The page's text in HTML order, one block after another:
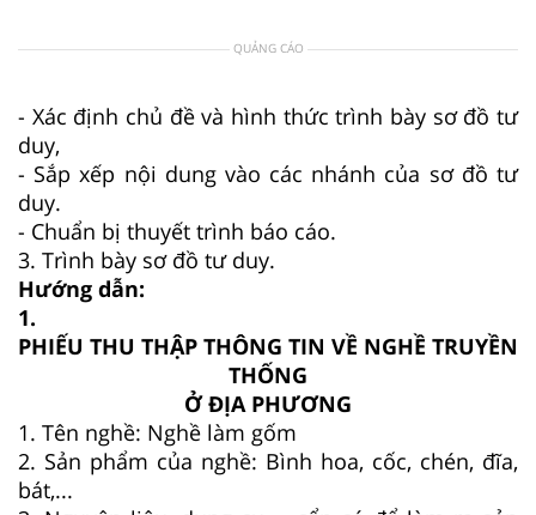
QUẢNG CÁO
- Xác định chủ đề và hình thức trình bày sơ đồ tư
duy,
- Sắp xếp nội dung vào các nhánh của sơ đồ tư
duy.
- Chuẩn bị thuyết trình báo cáo.
3. Trình bày sơ đồ tư duy.
Hướng dẫn:
1.
PHIẾU THU THẬP THÔNG TIN VỀ NGHỀ TRUYỀN
THỐNG
Ở ĐỊA PHƯƠNG
1. Tên nghề: Nghề làm gốm
2. Sản phẩm của nghề: Bình hoa, cốc, chén, đĩa,
bát,...